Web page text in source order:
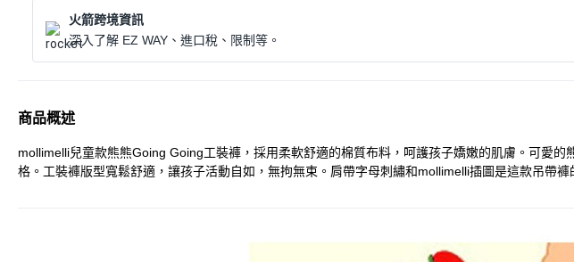
火箭跨境資訊
深入了解 EZ WAY、進口稅、限制等。
商品概述
mollimelli兒童款熊熊Going Going工裝褲，採用柔軟舒適的棉質布料，呵護孩子嬌嫩的肌膚。可愛
格。工裝褲版型寬鬆舒適，讓孩子活動自如，無拘無束。肩帶字母刺繡和mollimelli插圖是這款吊帶